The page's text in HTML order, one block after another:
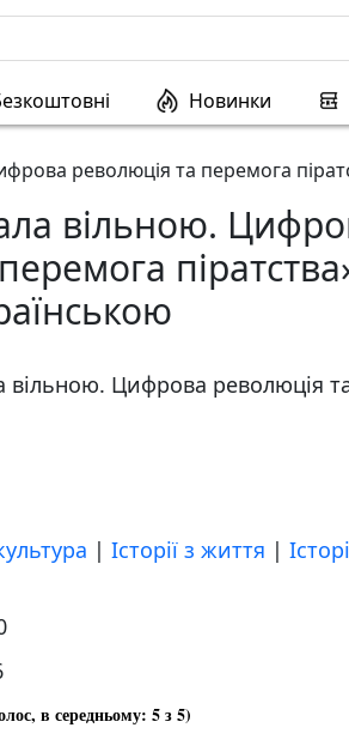
Новинки
революція та перемога
вільною.
вільною. Цифрова революція
| Історії з життя |
в середньому: 5з 5)